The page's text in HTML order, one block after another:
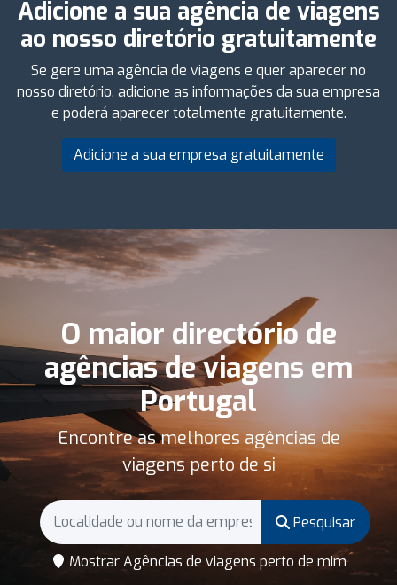
Adicione a sua agência de viagens
ao nosso diretório gratuitamente
Se gere uma agência de viagens e quer aparecer no
nosso diretório, adicione as informações da sua empresa
e poderá aparecer totalmente gratuitamente.
Adicione a sua empresa gratuitamente
O maior directório de
agências de viagens em
Portugal
Encontre as melhores agências de
viagens perto de si
Pesquisar
Mostrar Agências de viagens perto de mim